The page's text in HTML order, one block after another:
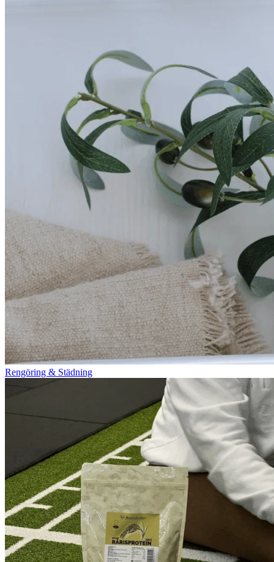
Rengöring & Städning